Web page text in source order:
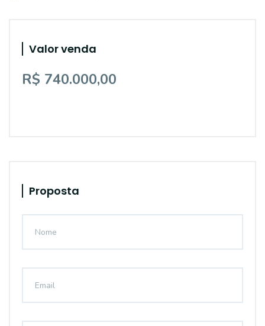
Valor venda
R$ 740.000,00
Proposta